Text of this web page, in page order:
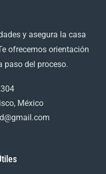
y asegura la casa
ofrecemos orientación
paso del proceso.
México